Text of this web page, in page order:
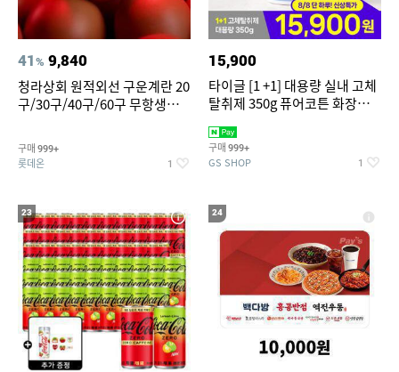
41% 9,840
청라상회 원적외선 구운계란 20
구/30구/40구/60구 무항생제
구매 999+
롯데온 1
15,900
타이글 [1 +1] 대용량 실내 고체
탈취제 350g 퓨어코튼 화장실
구매 999+
GS SHOP 1
23 24